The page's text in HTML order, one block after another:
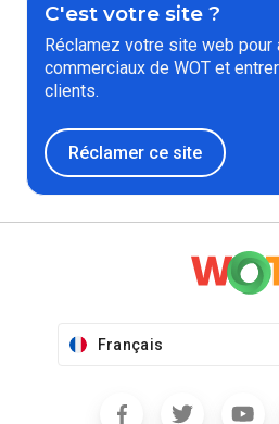
C'est votre site ?
Réclamez votre site web pour
commerciaux de WOT et
clients.
Réclamer ce site
Français